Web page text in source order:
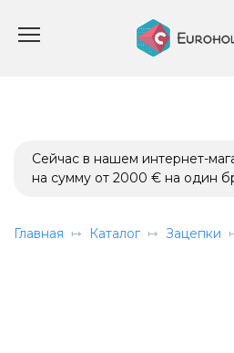
Сейчас в нашем интернет-
на сумму от 2000 € на один
Главная Каталог Зацепки